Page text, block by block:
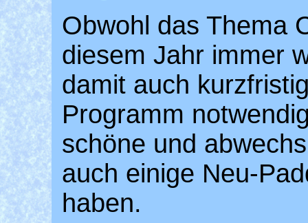
Obwohl das Thema
diesem Jahr immer
damit auch
Programm
schöne und
auch einige Neu-
haben.